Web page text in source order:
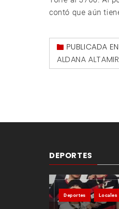
contó que aún
PUBLICADA
ALDANA
DEPORTES
Deportes Locales